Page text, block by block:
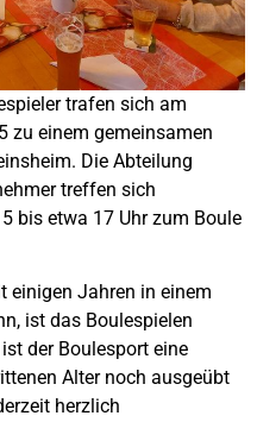
trafen sich am
zu einem gemeinsamen
Die Abteilung
treffen sich
bis etwa 17 Uhr zum Boule
einigen Jahren in einem
ist das Boulespielen
der Boulesport eine
Alter noch ausgeübt
herzlich